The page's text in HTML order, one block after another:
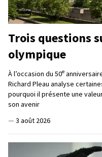
Trois questions
olympique
À l’occasion du 50e
Richard Pleau analyse
pourquoi il présente une
son avenir
— 3 août 2026